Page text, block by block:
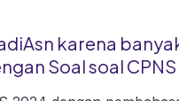
karena
Soal soal